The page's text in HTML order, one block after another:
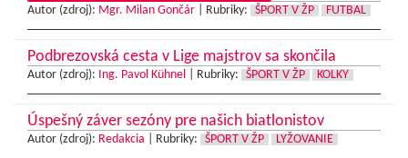
Autor (zdroj): Mgr. Milan Gončár Rubriky: ŠPORT V ŽP FUTBAL
Podbrezovská cesta v Lige majstrov sa skončila
Autor (zdroj): Ing. Pavol Kühnel Rubriky: ŠPORT V ŽP KOLKY
Úspešný záver sezóny pre našich biatlonistov
Autor (zdroj): Redakcia Rubriky: ŠPORT V ŽP LYŽOVANIE